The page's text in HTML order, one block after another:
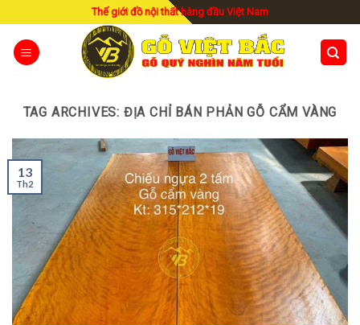
to
content
Thế giới đồ nội thất hàng đầu Việt Nam
TAG ARCHIVES: ĐỊA CHỈ BÁN PHẢN GỖ CẨM VÀNG
13
Th2